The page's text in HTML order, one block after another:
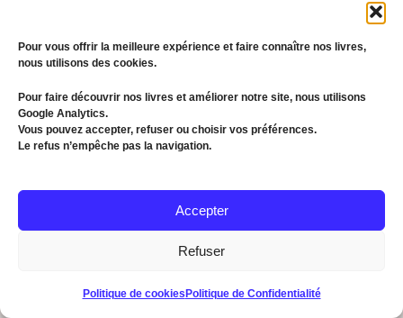
Pour vous offrir la meilleure expérience et faire connaître nos livres,
nous utilisons des cookies.
Pour faire découvrir nos livres et améliorer notre site, nous utilisons
Google Analytics.
Vous pouvez accepter, refuser ou choisir vos préférences.
Le refus n’empêche pas la navigation.
Accepter
Refuser
Politique de cookies Politique de Confidentialité